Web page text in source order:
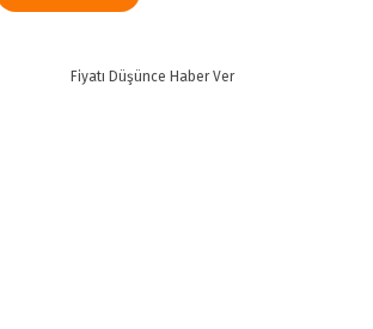
Fiyatı Düşünce Haber Ver